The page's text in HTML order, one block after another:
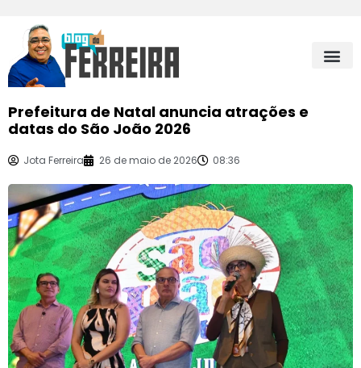
Prefeitura de Natal anuncia atrações e
datas do São João 2026
Jota Ferreira 26 de maio de 2026 08:36